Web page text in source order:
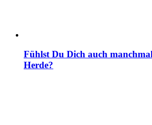
Fühlst Du Dich auch
Herde?